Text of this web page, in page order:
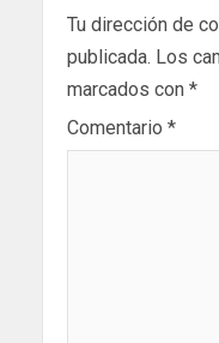
Tu dirección de
publicada. Los
marcados con *
Comentario *